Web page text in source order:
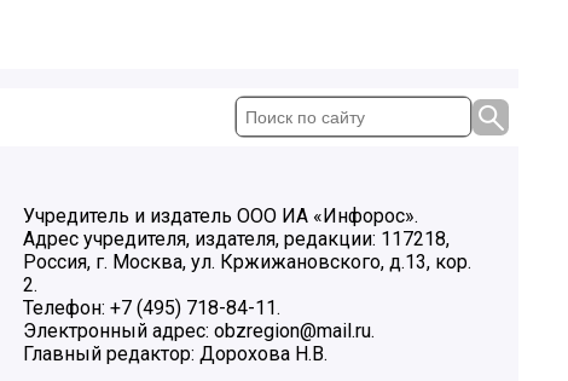
Учредитель и издатель ООО ИА «Инфорос».
Адрес учредителя, издателя, редакции: 117218,
Россия, г. Москва, ул. Кржижановского, д.13, кор.
2.
Телефон: +7 (495) 718-84-11.
Электронный адрес: obzregion@mail.ru.
Главный редактор: Дорохова Н.В.